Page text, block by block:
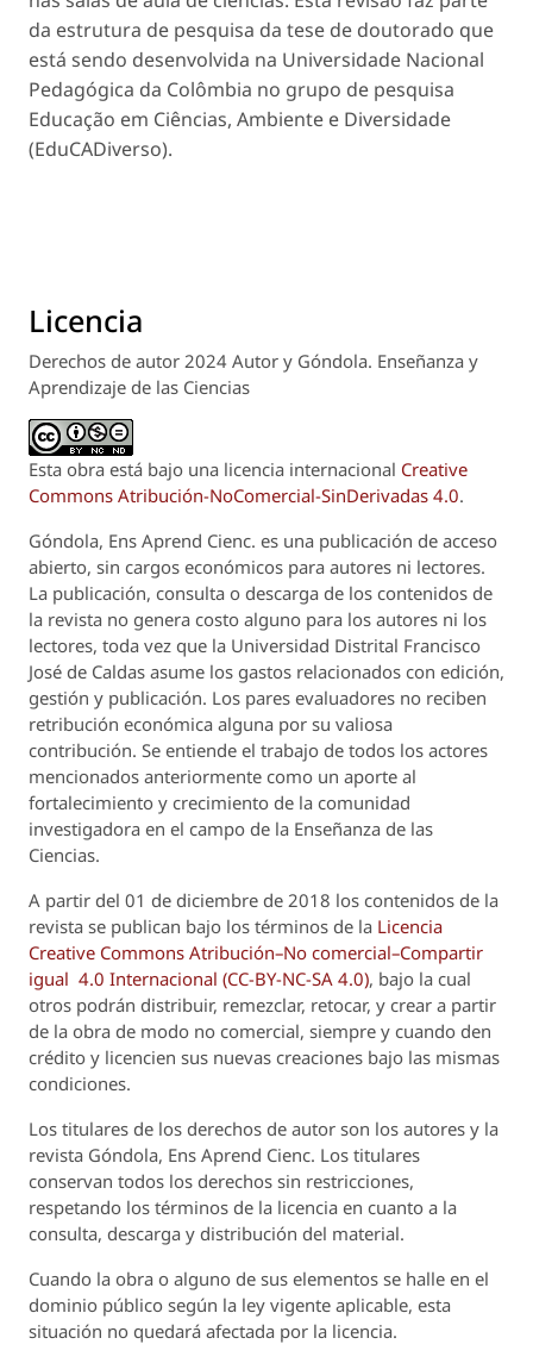
da estrutura de pesquisa da tese de doutorado que
está sendo desenvolvida na Universidade Nacional
Pedagógica da Colômbia no grupo de pesquisa
Educação em Ciências, Ambiente e Diversidade
(EduCADiverso).
Licencia
Derechos de autor 2024 Autor y Góndola. Enseñanza y
Aprendizaje de las Ciencias
Esta obra está bajo una licencia internacional Creative
Commons Atribución-NoComercial-SinDerivadas 4.0.
Góndola, Ens Aprend Cienc. es una publicación de acceso
abierto, sin cargos económicos para autores ni lectores.
La publicación, consulta o descarga de los contenidos de
la revista no genera costo alguno para los autores ni los
lectores, toda vez que la Universidad Distrital Francisco
José de Caldas asume los gastos relacionados con edición,
gestión y publicación. Los pares evaluadores no reciben
retribución económica alguna por su valiosa
contribución. Se entiende el trabajo de todos los actores
mencionados anteriormente como un aporte al
fortalecimiento y crecimiento de la comunidad
investigadora en el campo de la Enseñanza de las
Ciencias.
A partir del 01 de diciembre de 2018 los contenidos de la
revista se publican bajo los términos de la Licencia
Creative Commons Atribución–No comercial–Compartir
igual 4.0 Internacional (CC-BY-NC-SA 4.0), bajo la cual
otros podrán distribuir, remezclar, retocar, y crear a partir
de la obra de modo no comercial, siempre y cuando den
crédito y licencien sus nuevas creaciones bajo las mismas
condiciones.
Los titulares de los derechos de autor son los autores y la
revista Góndola, Ens Aprend Cienc. Los titulares
conservan todos los derechos sin restricciones,
respetando los términos de la licencia en cuanto a la
consulta, descarga y distribución del material.
Cuando la obra o alguno de sus elementos se halle en el
dominio público según la ley vigente aplicable, esta
situación no quedará afectada por la licencia.